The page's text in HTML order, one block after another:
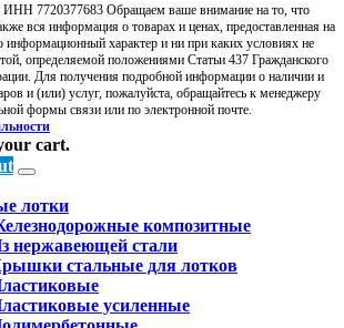
7720377683 Обращаем ваше внимание на то, что
вся информация о товарах и ценах, предоставленная на
информационный характер и ни при каких условиях не
определяемой положениями Статьи 437 Гражданского
Для получения подробной информации о наличии и
и (или) услуг, пожалуйста, обращайтесь к менеджеру
формы связи или по электронной почте.
cart.
лотки
композитные
нержавеющей стали
стальные для лотков
усиленные